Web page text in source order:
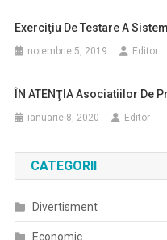
Exerciţiu De Testare A
noiembrie 5, 2019 Editor
ÎN ATENŢIA Asociatiilor De
ianuarie 8, 2020 Editor
CATEGORII
Divertisment
Economic